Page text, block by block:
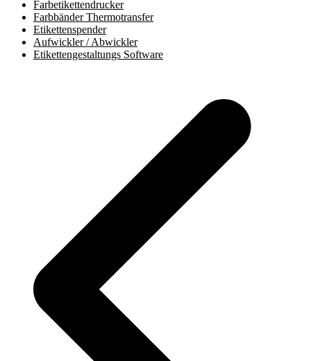
Farbetikettendrucker
Farbbänder Thermotransfer
Etikettenspender
Aufwickler / Abwickler
Etikettengestaltungs Software